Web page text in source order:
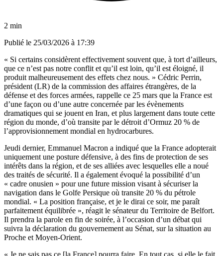
2 min
Publié le 25/03/2026 à 17:39
« Si certains considèrent effectivement souvent que, à tort d’ailleurs,
que ce n’est pas notre conflit et qu’il est loin, qu’il est éloigné, il
produit malheureusement des effets chez nous. » Cédric Perrin,
président (LR) de la commission des affaires étrangères, de la
défense et des forces armées, rappelle ce 25 mars que la France est
d’une façon ou d’une autre concernée par les évènements
dramatiques qui se jouent en Iran, et plus largement dans toute cette
région du monde, d’où transite par le détroit d’Ormuz 20 % de
l’approvisionnement mondial en hydrocarbures.
Jeudi dernier, Emmanuel Macron a indiqué que la France adopterait
uniquement une posture défensive, à des fins de protection de ses
intérêts dans la région, et de ses alliées avec lesquelles elle a noué
des traités de sécurité. Il a également évoqué la possibilité d’un
« cadre onusien » pour une future mission visant à sécuriser la
navigation dans le Golfe Persique où transite 20 % du pétrole
mondial. « La position française, et je le dirai ce soir, me paraît
parfaitement équilibrée », réagit le sénateur du Territoire de Belfort.
Il prendra la parole en fin de soirée, à l’occasion d’un débat qui
suivra la déclaration du gouvernement au Sénat, sur la situation au
Proche et Moyen‑Orient.
« Je ne sais pas ce [la France] pourra faire. En tout cas, si elle le fait,